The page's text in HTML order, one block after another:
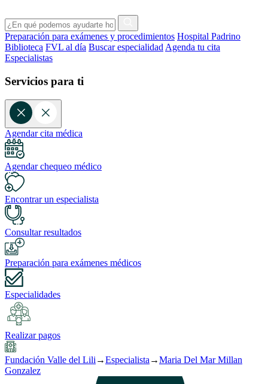
Preparación para exámenes y procedimientos Hospital Padrino
Biblioteca FVL al día Buscar especialidad Agenda tu cita
Especialistas
Servicios para ti
Agendar cita médica
Agendar chequeo médico
Encontrar un especialista
Consultar resultados
Preparación para exámenes médicos
Especialidades
Realizar pagos
Fundación Valle del Lili →Especialista →Maria Del Mar Millan
Gonzalez